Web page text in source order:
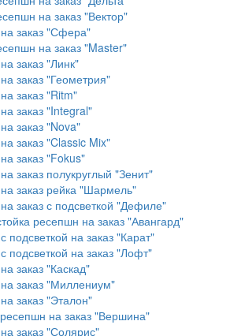
на заказ "Вектор"
заказ "Сфера"
на заказ "Master"
заказ "Линк"
заказ "Геометрия"
заказ "Ritm"
заказ "Integral"
заказ "Nova"
заказ "Classic Mix"
заказ "Fokus"
заказ полукруглый "Зенит"
заказ рейка "Шармель"
заказ с подсветкой "Дефиле"
ресепшн на заказ "Авангард"
подсветкой на заказ "Карат"
подсветкой на заказ "Лофт"
заказ "Каскад"
заказ "Миллениум"
заказ "Эталон"
на заказ "Вершина"
заказ "Солярис"